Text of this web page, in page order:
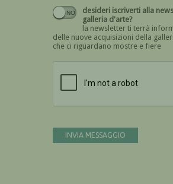
desideri iscriverti alla newsletter
galleria d'arte?
la newsletter ti terrà
delle nuove acquisizioni della
che ci riguardano mostre e fiere
INVIA MESSAGGIO